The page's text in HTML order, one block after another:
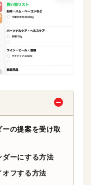
ーの提案を受け取
ーにする方法
オフする方法